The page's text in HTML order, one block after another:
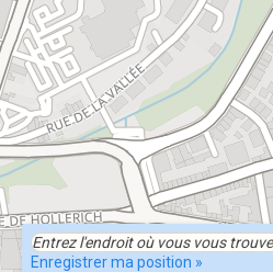
Enregistrer ma position »